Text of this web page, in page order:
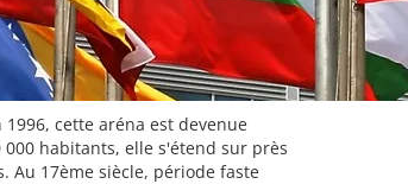
cette aréna est devenue
habitants, elle s'étend sur près
Au 17ème siècle, période faste